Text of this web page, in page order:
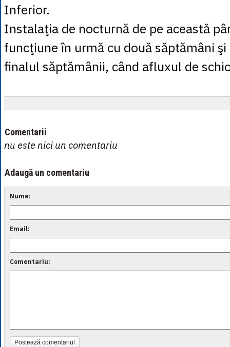
Inferior.
Instalaţia de nocturnă de pe această
funcţiune în urmă cu două săptămâni
finalul săptămânii, când afluxul de
Comentarii
nu este nici un comentariu
Adaugă un comentariu
Nume:
Email:
Comentariu:
Postează comentariul